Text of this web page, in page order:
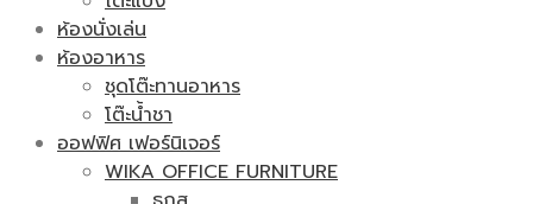
ห้องนั่งเล่น
ห้องอาหาร
ชุดโต๊ะทานอาหาร
โต๊ะน้ำชา
ออฟฟิศ เฟอร์นิเจอร์
WIKA OFFICE FURNITURE